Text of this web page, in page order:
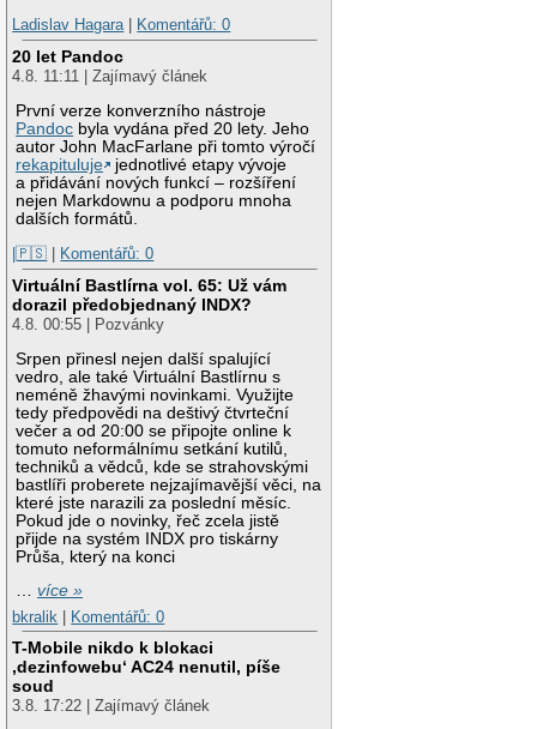
Ladislav Hagara| Komentářů: 0
20 let Pandoc
4.8. 11:11 | Zajímavý článek
První verze konverzního nástroje
Pandoc byla vydána před 20 lety. Jeho
autor John MacFarlane při tomto výročí
rekapituluje
jednotlivé etapy vývoje
a přidávání nových funkcí – rozšíření
nejen Markdownu a podporu mnoha
dalších formátů.
|🇵🇸
Komentářů: 0
Virtuální Bastlírna vol. 65: Už vám
dorazil předobjednaný INDX?
4.8. 00:55 | Pozvánky
Srpen přinesl nejen další spalující
vedro, ale také Virtuální Bastlírnu s
neméně žhavými novinkami. Využijte
tedy předpovědi na deštivý čtvrteční
večer a od 20:00 se připojte online k
tomuto neformálnímu setkání kutilů,
techniků a vědců, kde se strahovskými
bastlíři proberete nejzajímavější věci, na
které jste narazili za poslední měsíc.
Pokud jde o novinky, řeč zcela jistě
přijde na systém INDX pro tiskárny
Průša, který na konci
…více »
bkralik | Komentářů: 0
T-Mobile nikdo k blokaci
‚dezinfowebu‘ AC24 nenutil, píše
soud
3.8. 17:22 | Zajímavý článek